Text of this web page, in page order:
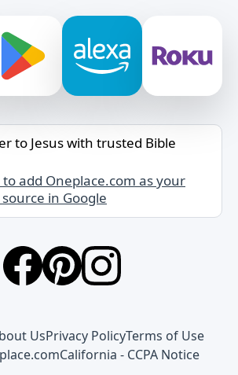
to Jesus with trusted Bible
to add Oneplace.com as your
in Google
UsPrivacy PolicyTerms of Use
California - CCPA Notice